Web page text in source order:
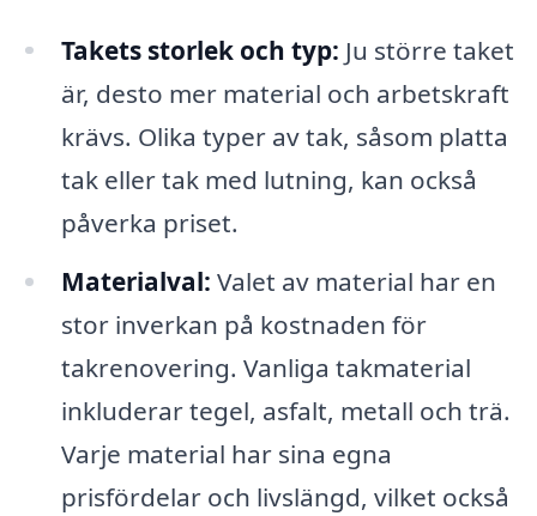
Takets storlek och typ: Ju större taket
är, desto mer material och arbetskraft
krävs. Olika typer av tak, såsom platta
tak eller tak med lutning, kan också
påverka priset.
Materialval: Valet av material har en
stor inverkan på kostnaden för
takrenovering. Vanliga takmaterial
inkluderar tegel, asfalt, metall och trä.
Varje material har sina egna
prisfördelar och livslängd, vilket också